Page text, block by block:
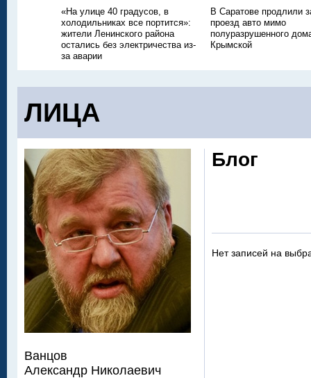
«На улице 40 градусов, в
холодильниках все портится»:
жители Ленинского района
остались без электричества из-
за аварии
В Саратове продлили
проезд авто мимо
полуразрушенного
Крымской
ЛИЦА
Блог
Нет записей на
Ванцов
Александр Николаевич